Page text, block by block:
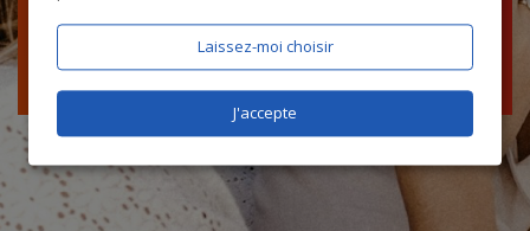
Laissez-moi choisir
J'accepte